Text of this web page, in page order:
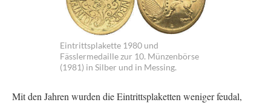
Eintrittsplakette 1980 und
Fässlermedaille zur 10. Münzenbörse
(1981) in Silber und in Messing.
Mit den Jahren wurden die Eintrittsplaketten weniger feudal,